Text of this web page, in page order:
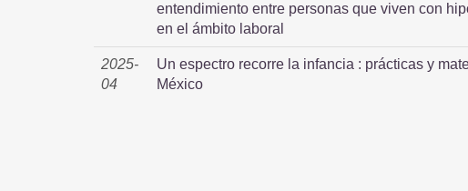
entendimiento entre personas que viven con
en el ámbito laboral
2025-
04
Un espectro recorre la infancia : prácticas y
México